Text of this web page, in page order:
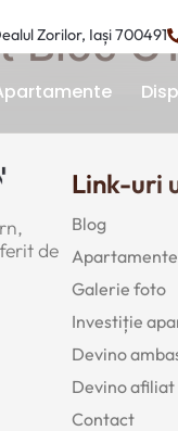
Zorilor, Iași 700491
Bloc
de
Link-uri
Blog
Galerie foto
Investiție
Devino
Devino afiliat
Contact